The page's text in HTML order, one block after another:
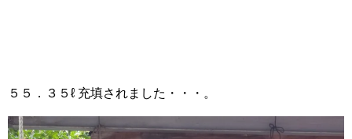
５５．３５ℓ 充填されました・・・。